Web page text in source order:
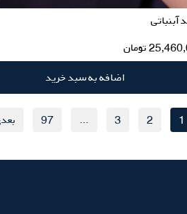
آبنباتی
تومان
اضافه به سبد خرید
1
2
3
…
97